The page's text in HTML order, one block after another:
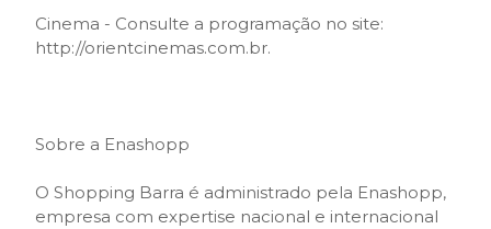
Cinema - Consulte a programação no site:
http://orientcinemas.com.br.
Sobre a Enashopp
O Shopping Barra é administrado pela Enashopp,
empresa com expertise nacional e internacional